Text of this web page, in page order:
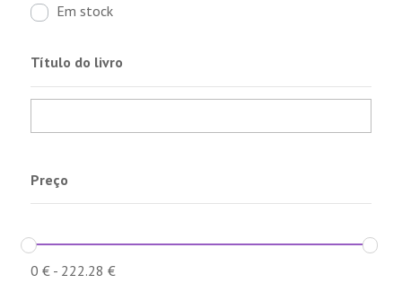
Em stock
Título do livro
Preço
0 €- 222.28 €